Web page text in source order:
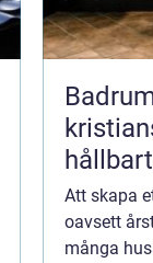
kristianstad så
badrum
Att skapa
oavsett
många